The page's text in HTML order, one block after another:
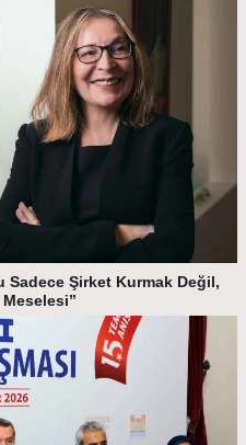
Sadece Şirket Kurmak Değil,